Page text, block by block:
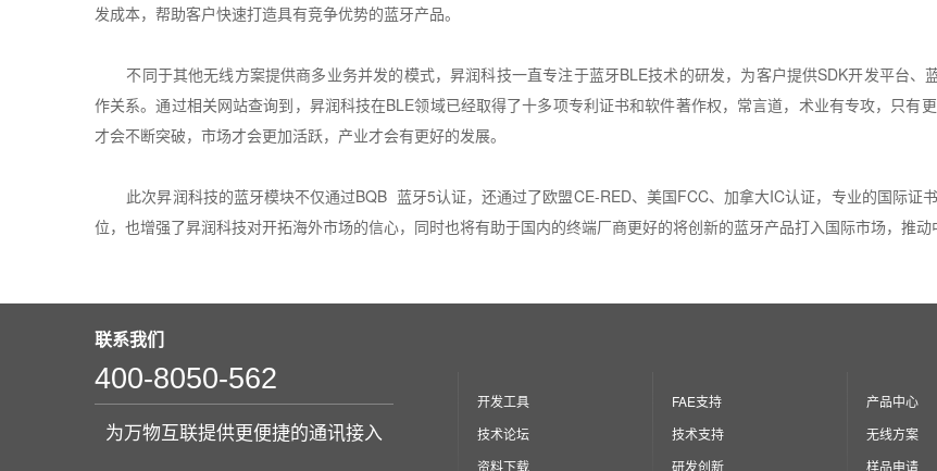
发成本，帮助客户快速打造具有竞争优势的蓝牙产品。
不同于其他无线方案提供商多业务并发的模式，昇润科技一直专注于蓝牙BLE技术的研发，为客户提供SDK开发平台、
作关系。通过相关网站查询到，昇润科技在BLE领域已经取得了十多项专利证书和软件著作权，常言道，术业有专攻，只有
才会不断突破，市场才会更加活跃，产业才会有更好的发展。
此次昇润科技的蓝牙模块不仅通过BQB 蓝牙5认证，还通过了欧盟CE-RED、美国FCC、加拿大IC认证，专业的国际证
位，也增强了昇润科技对开拓海外市场的信心，同时也将有助于国内的终端厂商更好的将创新的蓝牙产品打入国际市场，推动
联系我们
400-8050-562
为万物互联提供更便捷的通讯接入
开发工具
技术论坛
资料下载
FAE支持
技术支持
研发创新
产品中心
无线方案
样品申请